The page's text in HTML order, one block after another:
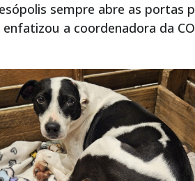
sempre abre as portas
a coordenadora da